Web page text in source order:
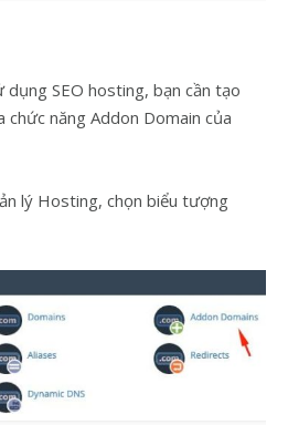
SEO hosting, bạn cần tạo
năng Addon Domain của
lý Hosting, chọn biểu tượng